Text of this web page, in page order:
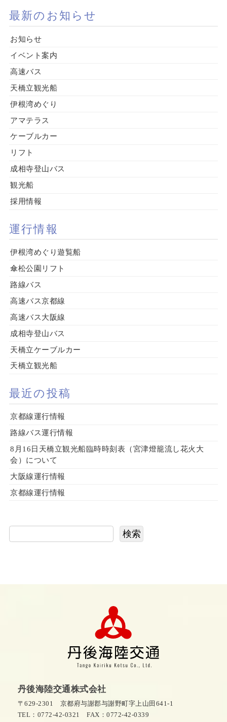
最新のお知らせ
お知らせ
イベント案内
高速バス
天橋立観光船
伊根湾めぐり
アマテラス
ケーブルカー
リフト
成相寺登山バス
観光船
採用情報
運行情報
伊根湾めぐり遊覧船
傘松公園リフト
路線バス
高速バス京都線
高速バス大阪線
成相寺登山バス
天橋立ケーブルカー
天橋立観光船
最近の投稿
京都線運行情報
路線バス運行情報
8月16日天橋立観光船臨時時刻表（宮津燈籠流し花火大
会）について
大阪線運行情報
京都線運行情報
検索
丹後海陸交通株式会社
〒629-2301 京都府与謝郡与謝野町字上山田641-1
TEL：0772-42-0321
FAX：0772-42-0339